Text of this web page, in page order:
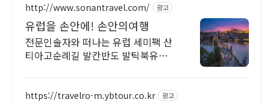
http://www.sonantravel.com/ 광고
유럽을 손안에! 손안의여행
전문인솔자와 떠나는 유럽 세미팩 산
티아고순례길 발칸반도 발틱북유럽
팩제공
https://travelro-m.ybtour.co.kr 광고